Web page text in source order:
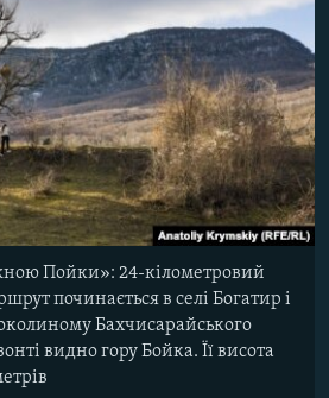
Пойки»: 24-кілометровий
починається в селі Богатир і
Бахчисарайського
видно гору Бойка. Її висота